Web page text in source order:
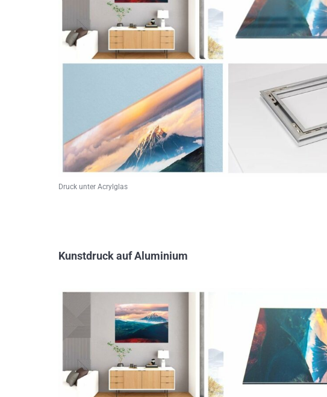
Druck unter Acrylglas
Kunstdruck auf Aluminium